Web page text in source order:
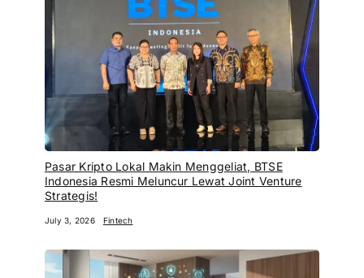
Pasar Kripto Lokal Makin Menggeliat, BTSE
Indonesia Resmi Meluncur Lewat Joint Venture
Strategis!
July 3, 2026 Fintech